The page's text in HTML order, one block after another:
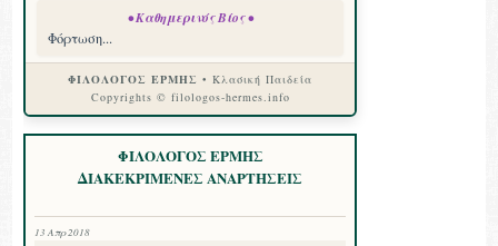
• Καθημερινός Βίος •
Φόρτωση...
ΦΙΛΟΛΟΓΟΣ ΕΡΜΗΣ • Κλασική Παιδεία
Copyrights © filologos-hermes.info
ΦΙΛΟΛΟΓΟΣ ΕΡΜΗΣ
ΔΙΑΚΕΚΡΙΜΕΝΕΣ ΑΝΑΡΤΗΣΕΙΣ
13 Απρ 2018